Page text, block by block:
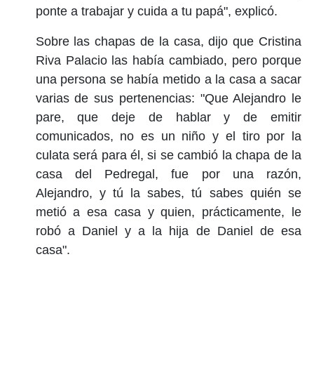
ponte a trabajar y cuida a tu papá", explicó.
Sobre las chapas de la casa, dijo que Cristina
Riva Palacio las había cambiado, pero porque
una persona se había metido a la casa a sacar
varias de sus pertenencias: "Que Alejandro le
pare, que deje de hablar y de emitir
comunicados, no es un niño y el tiro por la
culata será para él, si se cambió la chapa de la
casa del Pedregal, fue por una razón,
Alejandro, y tú la sabes, tú sabes quién se
metió a esa casa y quien, prácticamente, le
robó a Daniel y a la hija de Daniel de esa
casa".